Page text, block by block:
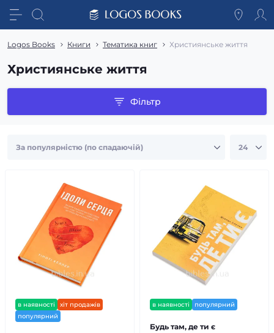
Logos Books Книги Тематика книг Християнське життя
Християнське життя
Фільтр
в наявності
хіт продажів
популярний
в наявності популярний
Будь там, де ти є